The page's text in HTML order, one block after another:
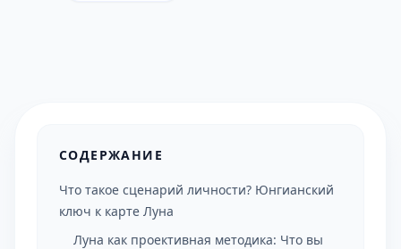
СОДЕРЖАНИЕ
Что такое сценарий личности? Юнгианский
ключ к карте Луна
Луна как проективная методика: Что вы